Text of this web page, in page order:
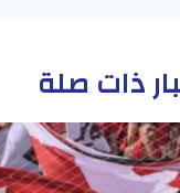
ذات صلة